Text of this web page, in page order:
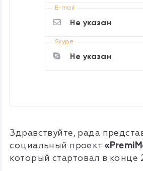
E-mail
Не указан
Skype
Не указан
Здравствуйте, рада
социальный проект
который стартовал в конце